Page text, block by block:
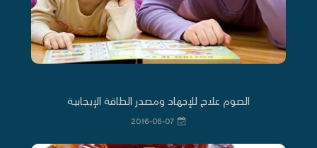
الصوم علاج للإجهاد ومصدر الطاقة الإيجابية
2016-06-07